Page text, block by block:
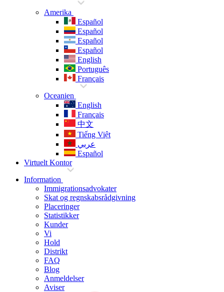
Amerika
Español
Español
Español
Español
English
Português
Français
Oceanien
English
Français
中文
Tiếng Việt
عربي
Español
Virtuelt Kontor
Information
Immigrationsadvokater
Skat og regnskabsrådgivning
Placeringer
Statistikker
Kunder
Vi
Hold
Distrikt
FAQ
Blog
Anmeldelser
Aviser